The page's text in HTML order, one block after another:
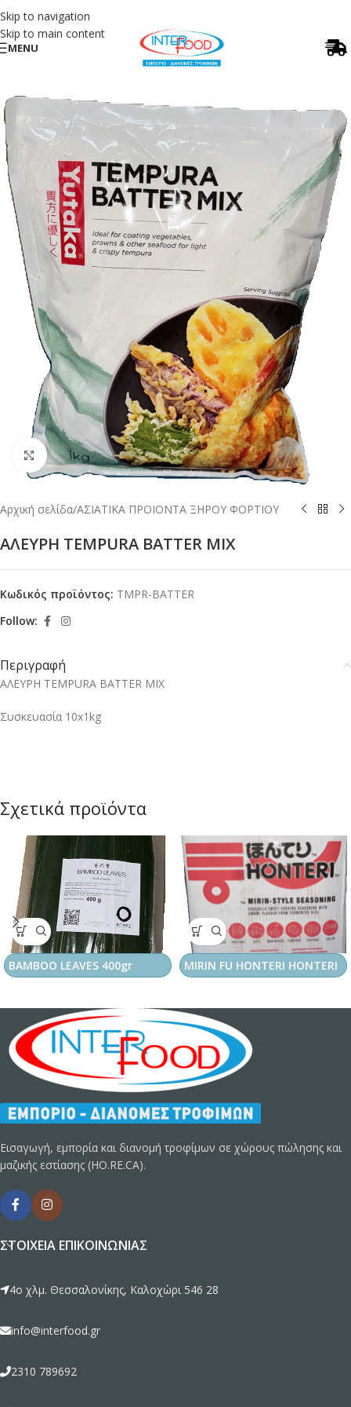
Skip to navigation
Skip to main content
MENU
Κλικ για μεγέθυνση
Αρχική σελίδα/ΑΣΙΑΤΙΚΑ ΠΡΟΙΟΝΤΑ ΞΗΡΟΥ ΦΟΡΤΙΟΥ
ΑΛΕΥΡΗ TEMPURA BATTER MIX
Κωδικός προϊόντος: TMPR-BATTER
Follow:
Περιγραφή
ΑΛΕΥΡΗ TEMPURA BATTER MIX
Συσκευασία 10x1kg
Σχετικά προϊόντα
BAMBOO LEAVES 400gr MIRIN FU HONTERI HONTERI
Εισαγωγή, εμπορία και διανομή τροφίμων σε χώρους πώλησης και
μαζικής εστίασης (HO.RE.CA).
ΣΤΟΙΧΕΊΑ ΕΠΙΚΟΙΝΩΝΊΑΣ
4ο χλμ. Θεσσαλονίκης, Καλοχώρι 546 28
info@interfood.gr
2310 789692